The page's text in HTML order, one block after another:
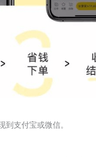
到支付宝或微信。